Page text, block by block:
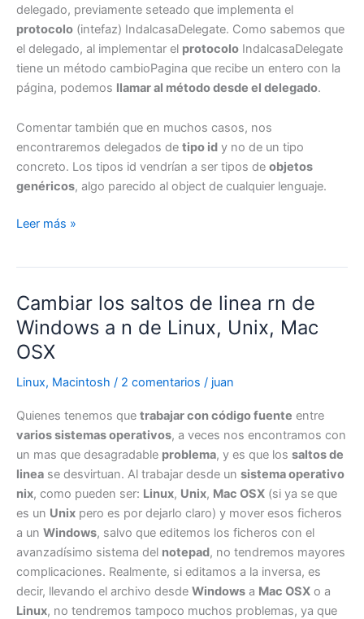
delegado, previamente seteado que implementa el
protocolo (intefaz) IndalcasaDelegate. Como sabemos que
el delegado, al implementar el protocolo IndalcasaDelegate
tiene un método cambioPagina que recibe un entero con la
página, podemos llamar al método desde el delegado.
Comentar también que en muchos casos, nos
encontraremos delegados de tipo id y no de un tipo
concreto. Los tipos id vendrían a ser tipos de objetos
genéricos, algo parecido al object de cualquier lenguaje.
¿Qué
de
ObjetiveC
para
que
usan
los
protocolos
en
ObjetiveC?
Leer más »
Cambiar los saltos de linea rn de
Windows a n de Linux, Unix, Mac
OSX
Linux, Macintosh / 2 comentarios / juan
Quienes tenemos que trabajar con código fuente entre
varios sistemas operativos, a veces nos encontramos con
un mas que desagradable problema, y es que los saltos de
linea se desvirtuan. Al trabajar desde un sistema operativo
nix, como pueden ser: Linux, Unix, Mac OSX (si ya se que
es un Unix pero es por dejarlo claro) y mover esos ficheros
a un Windows, salvo que editemos los ficheros con el
avanzadísimo sistema del notepad, no tendremos mayores
complicaciones. Realmente, si editamos a la inversa, es
decir, llevando el archivo desde Windows a Mac OSX o a
Linux, no tendremos tampoco muchos problemas, ya que